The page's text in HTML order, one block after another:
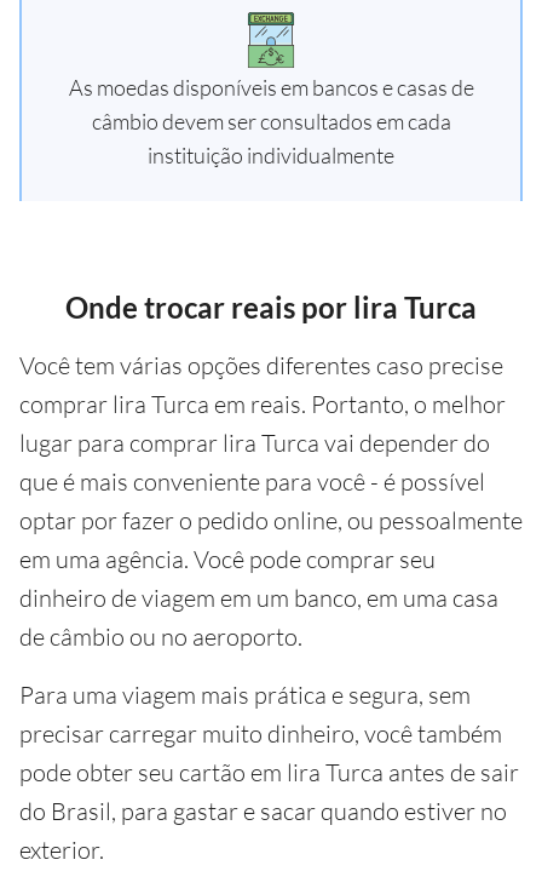
As moedas disponíveis em bancos e casas de
câmbio devem ser consultados em cada
instituição individualmente
Onde trocar reais por lira Turca
Você tem várias opções diferentes caso precise
comprar lira Turca em reais. Portanto, o melhor
lugar para comprar lira Turca vai depender do
que é mais conveniente para você - é possível
optar por fazer o pedido online, ou pessoalmente
em uma agência. Você pode comprar seu
dinheiro de viagem em um banco, em uma casa
de câmbio ou no aeroporto.
Para uma viagem mais prática e segura, sem
precisar carregar muito dinheiro, você também
pode obter seu cartão em lira Turca antes de sair
do Brasil, para gastar e sacar quando estiver no
exterior.